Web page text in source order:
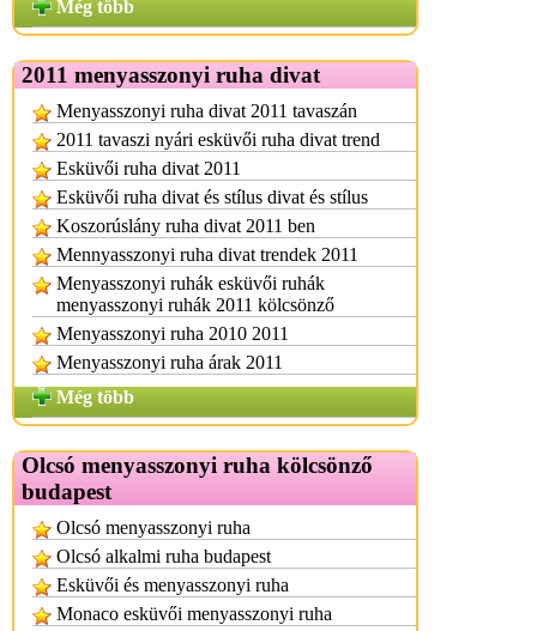
Még több
2011 menyasszonyi ruha divat
Menyasszonyi ruha divat 2011 tavaszán
2011 tavaszi nyári esküvői ruha divat trend
Esküvői ruha divat 2011
Esküvői ruha divat és stílus divat és stílus
Koszorúslány ruha divat 2011 ben
Mennyasszonyi ruha divat trendek 2011
Menyasszonyi ruhák esküvői ruhák
menyasszonyi ruhák 2011 kölcsönző
Menyasszonyi ruha 2010 2011
Menyasszonyi ruha árak 2011
Még több
Olcsó menyasszonyi ruha kölcsönző
budapest
Olcsó menyasszonyi ruha
Olcsó alkalmi ruha budapest
Esküvői és menyasszonyi ruha
Monaco esküvői menyasszonyi ruha